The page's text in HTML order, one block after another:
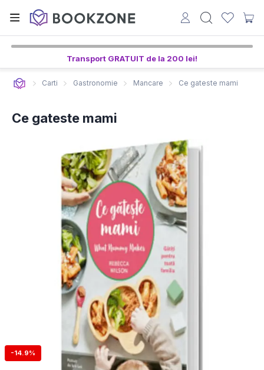
Transport GRATUIT de la 200 lei!
Carti Gastronomie Mancare Ce gateste mami
Ce gateste mami
-14.9%